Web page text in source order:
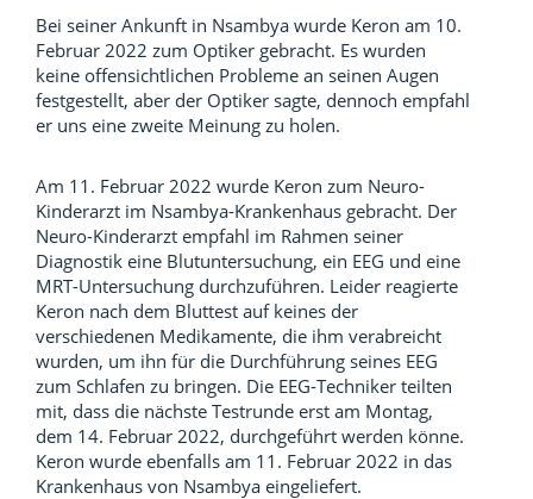
Bei seiner Ankunft in Nsambya wurde Keron am 10.
Februar 2022 zum Optiker gebracht. Es wurden
keine offensichtlichen Probleme an seinen Augen
festgestellt, aber der Optiker sagte, dennoch empfahl
er uns eine zweite Meinung zu holen.
Am 11. Februar 2022 wurde Keron zum Neuro-
Kinderarzt im Nsambya-Krankenhaus gebracht. Der
Neuro-Kinderarzt empfahl im Rahmen seiner
Diagnostik eine Blutuntersuchung, ein EEG und eine
MRT-Untersuchung durchzuführen. Leider reagierte
Keron nach dem Bluttest auf keines der
verschiedenen Medikamente, die ihm verabreicht
wurden, um ihn für die Durchführung seines EEG
zum Schlafen zu bringen. Die EEG-Techniker teilten
mit, dass die nächste Testrunde erst am Montag,
dem 14. Februar 2022, durchgeführt werden könne.
Keron wurde ebenfalls am 11. Februar 2022 in das
Krankenhaus von Nsambya eingeliefert.